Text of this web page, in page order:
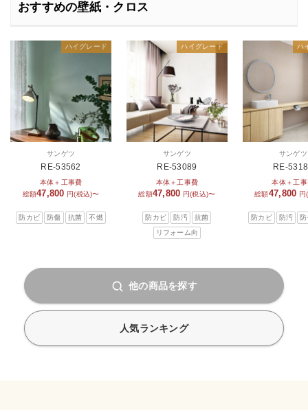
おすすめの壁紙・クロス
サンゲツ
RE-53562
本体＋工事費
総額47,800 円(税込)〜
防カビ 防傷 抗菌 不燃
ハイグレード
サンゲツ
RE-53089
本体＋工事費
総額47,800 円(税込)〜
防カビ 防汚
抗菌
リフォーム向
ハイグレード
サンゲツ
RE-
本体＋工
総額47,800 円
防カビ 防汚
ハ
他の商品を探す
人気ランキング